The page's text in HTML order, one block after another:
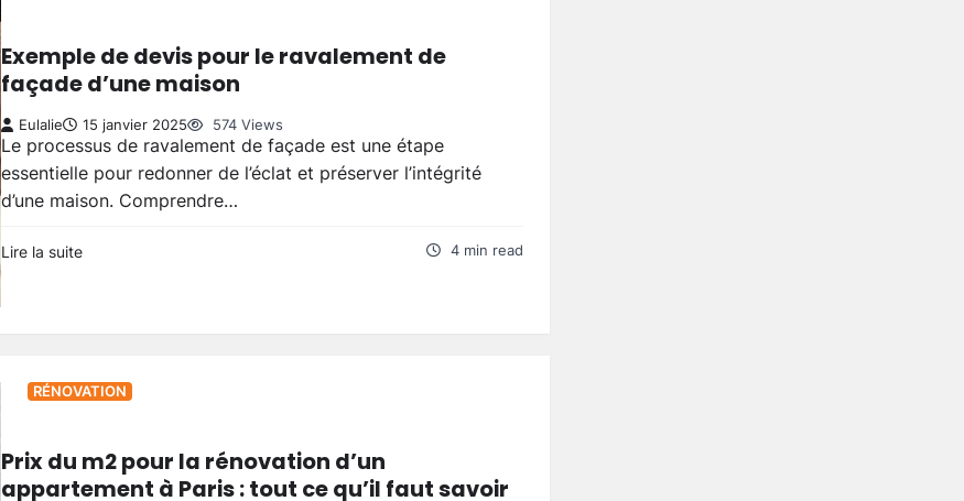
Exemple de devis pour le ravalement de
façade d’une maison
Eulalie 15 janvier 2025 574 Views
Le processus de ravalement de façade est une étape
essentielle pour redonner de l’éclat et préserver l’intégrité
d’une maison. Comprendre…
Lire la suite 4 min read
RÉNOVATION
Prix du m2 pour la rénovation d’un
appartement à Paris : tout ce qu’il faut savoir